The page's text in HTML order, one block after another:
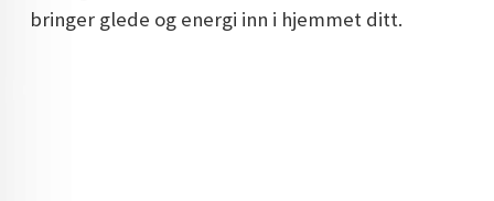
bringer glede og energi inn i hjemmet ditt.